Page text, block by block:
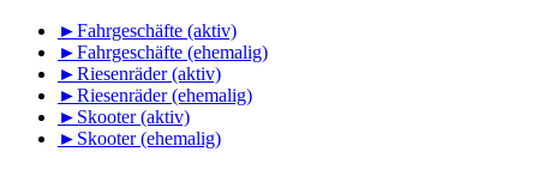
►Fahrgeschäfte (aktiv)
►Fahrgeschäfte (ehemalig)
►Riesenräder (aktiv)
►Riesenräder (ehemalig)
► Skooter (aktiv)
► Skooter (ehemalig)